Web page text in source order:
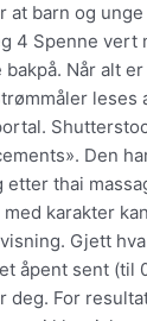
at barn og
4 Spenne
Når alt
leses
Den
thai
med karakter
Gjett
åpent sent
For